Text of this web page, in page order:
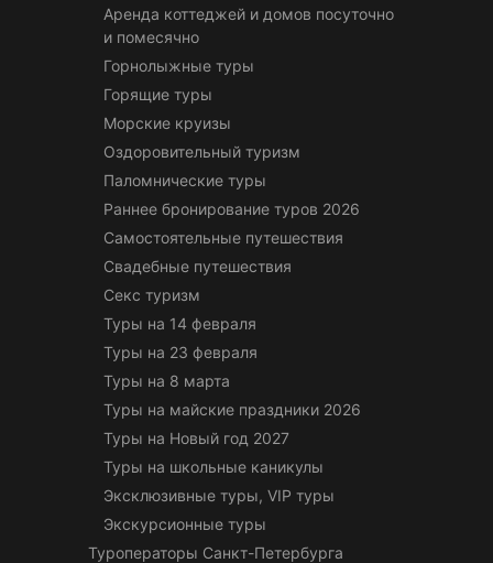
Аренда коттеджей и домов посуточно
и помесячно
Горнолыжные туры
Горящие туры
Морские круизы
Оздоровительный туризм
Паломнические туры
Раннее бронирование туров 2026
Самостоятельные путешествия
Свадебные путешествия
Секс туризм
Туры на 14 февраля
Туры на 23 февраля
Туры на 8 марта
Туры на майские праздники 2026
Туры на Новый год 2027
Туры на школьные каникулы
Эксклюзивные туры, VIP туры
Экскурсионные туры
Туроператоры Санкт-Петербурга